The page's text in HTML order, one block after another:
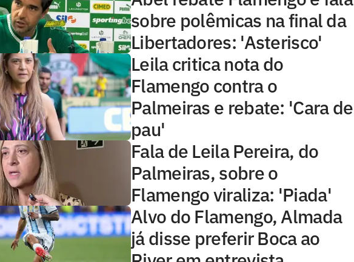
sobre polêmicas na final da
Libertadores: 'Asterisco'
Leila critica nota do
Flamengo contra o
Palmeiras e rebate: 'Cara de
pau'
Fala de Leila Pereira, do
Palmeiras, sobre o
Flamengo viraliza: 'Piada'
Alvo do Flamengo, Almada
já disse preferir Boca ao